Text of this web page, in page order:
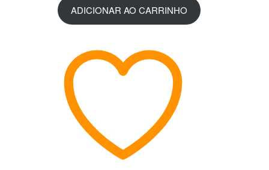
COMO
5.00DE 5,
BASEADO
EM
ADICIONAR AO CARRINHO